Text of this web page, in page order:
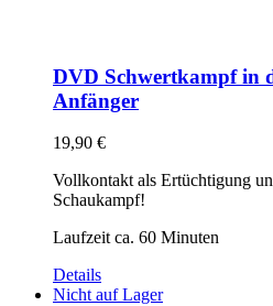
DVD Schwertkampf in
Anfänger
19,90 €
Vollkontakt als Ertüchtigung
Schaukampf!
Laufzeit ca. 60 Minuten
Details
Nicht auf Lager